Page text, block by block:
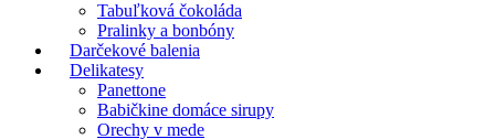
Tabuľková čokoláda
Pralinky a bonbóny
Darčekové balenia
Delikatesy
Panettone
Babičkine domáce sirupy
Orechy v mede